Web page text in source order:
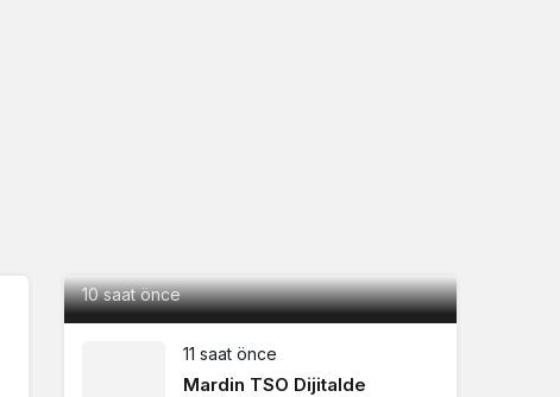
10 saat önce
11 saat önce
Mardin TSO Dijitalde